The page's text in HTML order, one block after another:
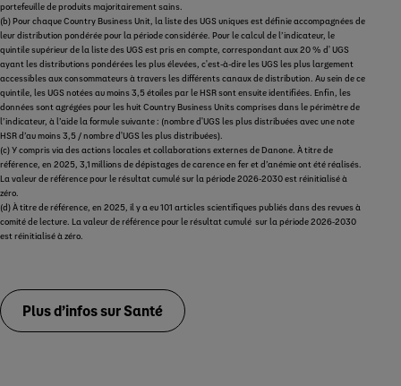
portefeuille de produits majoritairement sains.
(b) Pour chaque Country Business Unit, la liste des UGS uniques est définie accompagnées de
leur distribution pondérée pour la période considérée. Pour le calcul de l’indicateur, le
quintile supérieur de la liste des UGS est pris en compte, correspondant aux 20 % d' UGS
ayant les distributions pondérées les plus élevées, c'est-à-dire les UGS les plus largement
accessibles aux consommateurs à travers les différents canaux de distribution. Au sein de ce
quintile, les UGS notées au moins 3,5 étoiles par le HSR sont ensuite identifiées. Enfin, les
données sont agrégées pour les huit Country Business Units comprises dans le périmètre de
l’indicateur, à l’aide la formule suivante : (nombre d'UGS les plus distribuées avec une note
HSR d’au moins 3,5 / nombre d'UGS les plus distribuées).
(c) Y compris via des actions locales et collaborations externes de Danone. À titre de
référence, en 2025, 3,1 millions de dépistages de carence en fer et d’anémie ont été réalisés.
La valeur de référence pour le résultat cumulé sur la période 2026‑2030 est réinitialisé à
zéro.
(d) À titre de référence, en 2025, il y a eu 101 articles scientifiques publiés dans des revues à
comité de lecture. La valeur de référence pour le résultat cumulé sur la période 2026‑2030
est réinitialisé à zéro.
Plus d’infos sur Santé